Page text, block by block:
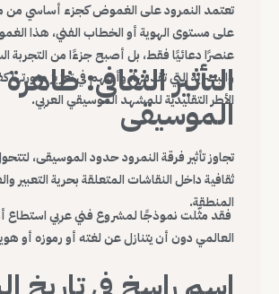
تعتمد النمرود على الغموض كجزء أساسي من
على مستوى الهوية أو الخطاب الفني، هذا
عنصرًا دعائيًا فقط، بل أصبح جزءًا من التجربة
والبصرية التي تقدمها، وأسهم في تعزيز صورتها
الأطر التقليدية للمشهد الموسيقي العربي.
التأثير الثقافي:
الموسيقى
تجاوز تأثير فرقة النمرود حدود الموسيقى،
ثقافية داخل النقاشات المتعلقة بحرية التعبير
المنطقة.
فقد مثّلت نموذجًا لمشروع فني عربي استطاع
العالمي دون أن يتنازل عن لغته أو رموزه أو